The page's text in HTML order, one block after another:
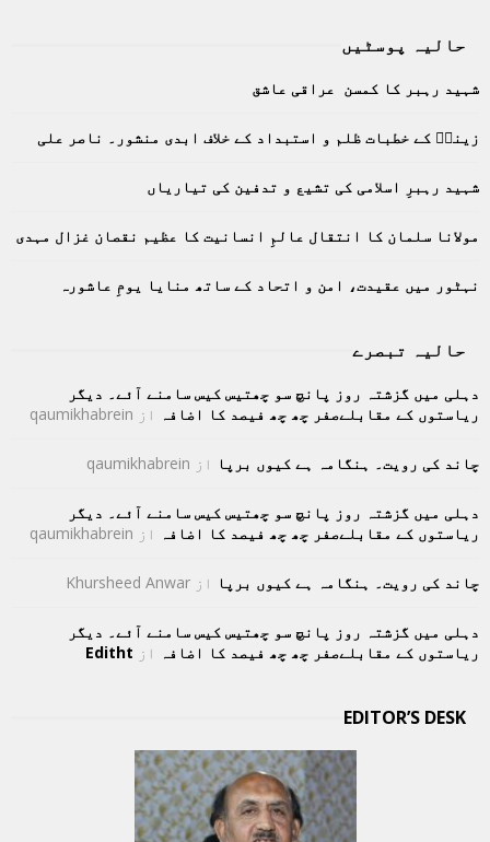
f
r
E
A
R
C
H
حالیہ پوسٹیں
شہید رہبر کا کمسن عراقی عاشق
زینبؑ کے خطبات ظلم و استبداد کے خلاف ابدی منشور۔ ناصر علی
شہید رہبرِ اسلامی کی تشیع و تدفین کی تیاریاں
مولانا سلمان کا انتقال عالمِ انسانیت کا عظیم نقصان غزال مہدی
نہٹور میں عقیدت، امن و اتحاد کے ساتھ منایا یومِ عاشورہ
حالیہ تبصرے
دہلی میں گزشتہ روز پانچ سو چھتیس کیس سامنے آئے۔ دیگر
ریاستوں کے مقابلےصفر چھ چھ فیصد کا اضافہ از qaumikhabrein
چاند کی رویت۔ ہنگامہ ہے کیوں برپا از qaumikhabrein
دہلی میں گزشتہ روز پانچ سو چھتیس کیس سامنے آئے۔ دیگر
ریاستوں کے مقابلےصفر چھ چھ فیصد کا اضافہ از qaumikhabrein
چاند کی رویت۔ ہنگامہ ہے کیوں برپا از Khursheed Anwar
دہلی میں گزشتہ روز پانچ سو چھتیس کیس سامنے آئے۔ دیگر
ریاستوں کے مقابلےصفر چھ چھ فیصد کا اضافہ از Editht
EDITOR’S DESK